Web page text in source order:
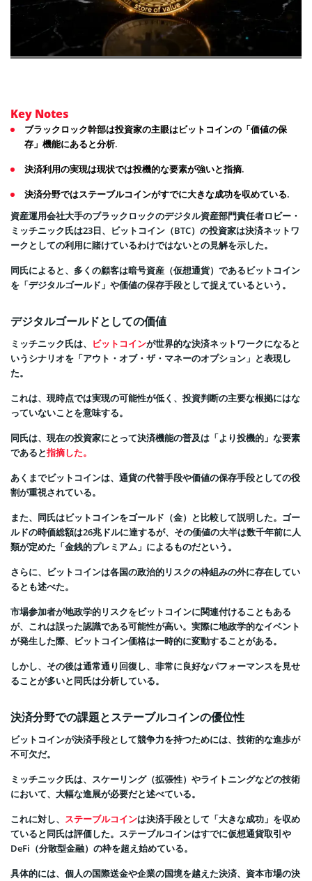
Key Notes
ブラックロック幹部は投資家の主眼はビットコインの「価値の保
存」機能にあると分析.
決済利用の実現は現状では投機的な要素が強いと指摘.
決済分野ではステーブルコインがすでに大きな成功を収めている.
資産運用会社大手のブラックロックのデジタル資産部門責任者ロビー・
ミッチニック氏は23日、ビットコイン（BTC）の投資家は決済ネットワ
ークとしての利用に賭けているわけではないとの見解を示した。
同氏によると、多くの顧客は暗号資産（仮想通貨）であるビットコイン
を「デジタルゴールド」や価値の保存手段として捉えているという。
デジタルゴールドとしての価値
ミッチニック氏は、 ビットコインが世界的な決済ネットワークになると
いうシナリオを「アウト・オブ・ザ・マネーのオプション」と表現し
た。
これは、現時点では実現の可能性が低く、投資判断の主要な根拠にはな
っていないことを意味する。
同氏は、現在の投資家にとって決済機能の普及は「より投機的」な要素
であると指摘した。
あくまでビットコインは、通貨の代替手段や価値の保存手段としての役
割が重視されている。
また、同氏はビットコインをゴールド（金）と比較して説明した。ゴー
ルドの時価総額は26兆ドルに達するが、その価値の大半は数千年前に人
類が定めた「金銭的プレミアム」によるものだという。
さらに、ビットコインは各国の政治的リスクの枠組みの外に存在してい
るとも述べた。
市場参加者が地政学的リスクをビットコインに関連付けることもある
が、これは誤った認識である可能性が高い。実際に地政学的なイベント
が発生した際、ビットコイン価格は一時的に変動することがある。
しかし、その後は通常通り回復し、非常に良好なパフォーマンスを見せ
ることが多いと同氏は分析している。
決済分野での課題とステーブルコインの優位性
ビットコインが決済手段として競争力を持つためには、技術的な進歩が
不可欠だ。
ミッチニック氏は、スケーリング（拡張性）やライトニングなどの技術
において、大幅な進展が必要だと述べている。
これに対し、 ステーブルコインは決済手段として「大きな成功」を収め
ていると同氏は評価した。ステーブルコインはすでに仮想通貨取引や
DeFi（分散型金融）の枠を超え始めている。
具体的には、個人の国際送金や企業の国境を越えた決済、資本市場の決